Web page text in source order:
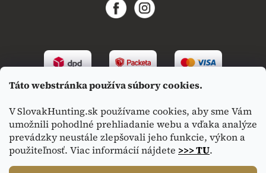
Táto webstránka používa súbory cookies.
V SlovakHunting.sk používame cookies, aby sme Vám
umožnili pohodlné prehliadanie webu a vďaka analýze
prevádzky neustále zlepšovali jeho funkcie, výkon a
použiteľnosť. Viac informácií nájdete >>> TU.